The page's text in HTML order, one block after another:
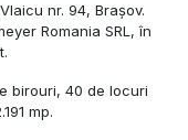
nr. 94, Brașov.
Romania SRL, în
birouri, 40 de locuri
mp.